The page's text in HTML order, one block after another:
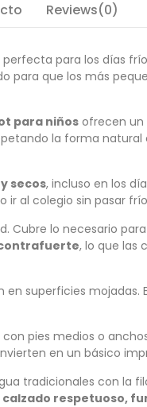
Reviews(0)
para los días
para que los más
para niños ofrecen un
la forma
secos, incluso en los
ir al colegio sin pasar
Cubre lo necesario
, lo que las
superficies mojadas.
pies medios o
en un básico
tradicionales con la
calzado respetuoso,